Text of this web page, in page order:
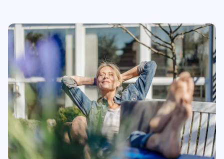
der durchschnittliche Verzehr pro Kopf bei 96,9
Kilogramm. Das waren rund 7,5 Kilogramm
weniger...